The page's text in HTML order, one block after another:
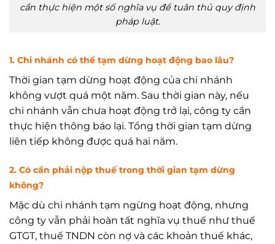
cần thực hiện một số nghĩa vụ để tuân thủ quy định
pháp luật.
1. Chi nhánh có thể tạm dừng hoạt động bao lâu?
Thời gian tạm dừng hoạt động của chi nhánh
không vượt quá một năm. Sau thời gian này, nếu
chi nhánh vẫn chưa hoạt động trở lại, công ty cần
thực hiện thông báo lại. Tổng thời gian tạm dừng
liên tiếp không được quá hai năm.
2. Có cần phải nộp thuế trong thời gian tạm dừng
không?
Mặc dù chi nhánh tạm ngừng hoạt động, nhưng
công ty vẫn phải hoàn tất nghĩa vụ thuế như thuế
GTGT, thuế TNDN còn nợ và các khoản thuế khác,